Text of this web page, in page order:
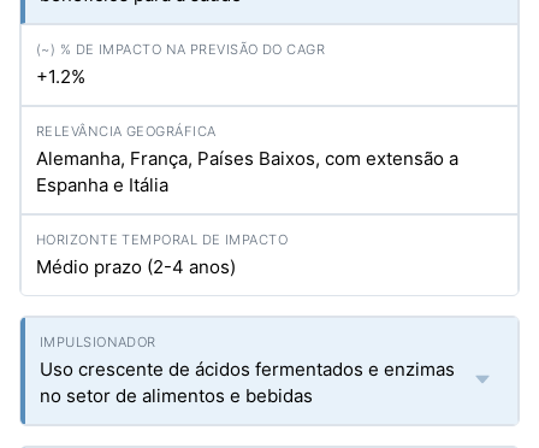
+1.2%
Alemanha, França, Países Baixos, com extensão a
Espanha e Itália
Médio prazo (2-4 anos)
Uso crescente de ácidos fermentados e enzimas
no setor de alimentos e bebidas